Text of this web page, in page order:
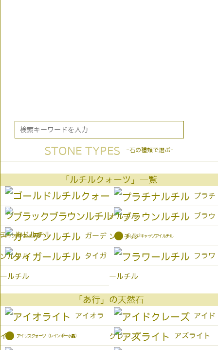
STONE TYPES -石の種類で選ぶ-
「ルチルクォーツ」一覧
ゴールドルチル
プラチ
ナルチル
ブラックブラウンルチル
ブラウ
ンルチル
ガーデ
ンルチル
● オレンジキャッツアイルチル
タイガ
ールチル
フラワ
ールチル
「あ行」の天然石
アイオラ
イト
アイド
クレーズ
● アイリスクォーツ（レインボー水晶） アズライト